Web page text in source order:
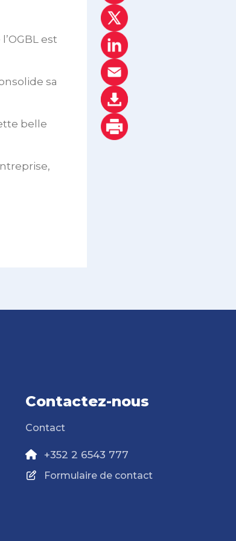
est
sa
belle
Contactez-nous
Contact
+352 2 6543 777
Formulaire de contact